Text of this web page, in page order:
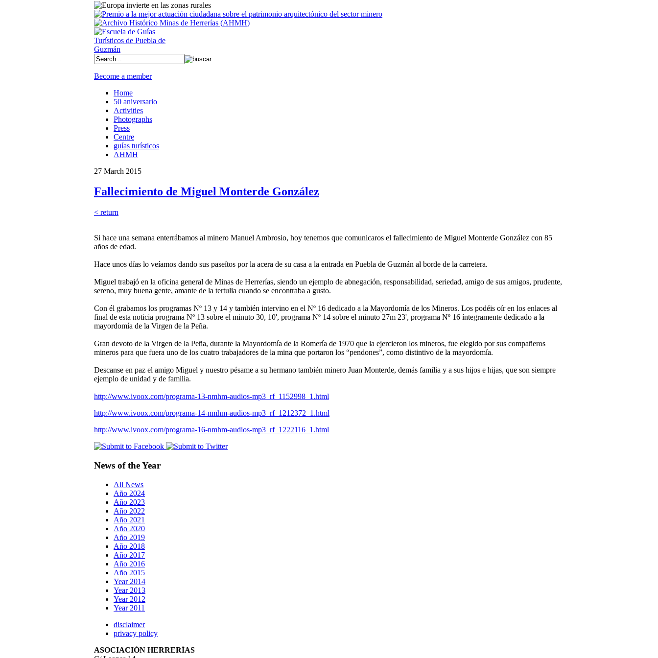
Become a member
Home
50 aniversario
Activities
Photographs
Press
Centre
guías turísticos
AHMH
27 March 2015
Fallecimiento de Miguel Monterde González
< return
Si hace una semana enterrábamos al minero Manuel Ambrosio, hoy tenemos que comunicaros el fallecimiento de Miguel Monterde González con 85
años de edad.
Hace unos días lo veíamos dando sus paseítos por la acera de su casa a la entrada en Puebla de Guzmán al borde de la carretera.
Miguel trabajó en la oficina general de Minas de Herrerías, siendo un ejemplo de abnegación, responsabilidad, seriedad, amigo de sus amigos, prudente,
sereno, muy buena gente, amante de la tertulia cuando se encontraba a gusto.
Con él grabamos los programas Nº 13 y 14 y también intervino en el Nº 16 dedicado a la Mayordomía de los Mineros. Los podéis oír en los enlaces al
final de esta noticia programa Nº 13 sobre el minuto 30, 10', programa Nº 14 sobre el minuto 27m 23', programa Nº 16 íntegramente dedicado a la
mayordomía de la Virgen de la Peña.
Gran devoto de la Virgen de la Peña, durante la Mayordomía de la Romería de 1970 que la ejercieron los mineros, fue elegido por sus compañeros
mineros para que fuera uno de los cuatro trabajadores de la mina que portaron los “pendones”, como distintivo de la mayordomía.
Descanse en paz el amigo Miguel y nuestro pésame a su hermano también minero Juan Monterde, demás familia y a sus hijos e hijas, que son siempre
ejemplo de unidad y de familia.
http://www.ivoox.com/programa-13-nmhm-audios-mp3_rf_1152998_1.html
http://www.ivoox.com/programa-14-nmhm-audios-mp3_rf_1212372_1.html
http://www.ivoox.com/programa-16-nmhm-audios-mp3_rf_1222116_1.html
News of the Year
All News
Año 2024
Año 2023
Año 2022
Año 2021
Año 2020
Año 2019
Año 2018
Año 2017
Año 2016
Año 2015
Year 2014
Year 2013
Year 2012
Year 2011
disclaimer
privacy policy
ASOCIACIÓN HERRERÍAS